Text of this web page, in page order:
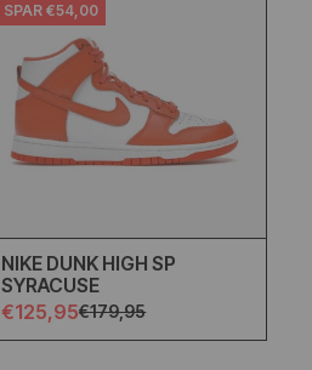
SPAR €54,00
NIKE DUNK HIGH SP
SYRACUSE
€125,95€179,95